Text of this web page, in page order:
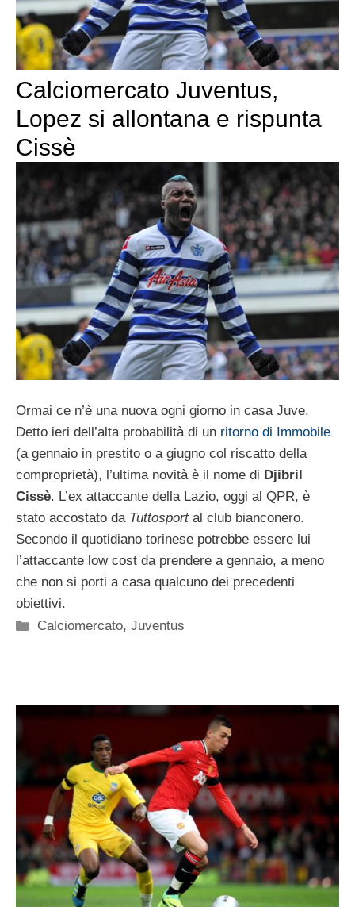
Calciomercato Juventus,
Lopez si allontana e rispunta
Cissè
Ormai ce n’è una nuova ogni giorno in casa Juve.
Detto ieri dell’alta probabilità di un ritorno di Immobile
(a gennaio in prestito o a giugno col riscatto della
comproprietà), l’ultima novità è il nome di Djibril
Cissè. L’ex attaccante della Lazio, oggi al QPR, è
stato accostato da Tuttosportal club bianconero.
Secondo il quotidiano torinese potrebbe essere lui
l’attaccante low cost da prendere a gennaio, a meno
che non si porti a casa qualcuno dei precedenti
obiettivi.
Categorie
Calciomercato,Juventus